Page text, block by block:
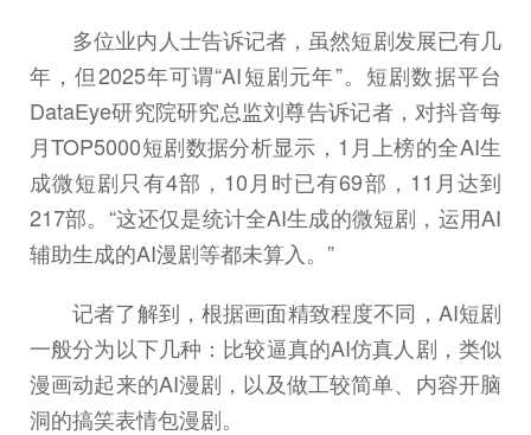
多位业内人士告诉记者，虽然短剧发展已有几
年，但2025年可谓“AI短剧元年”。短剧数据平台
DataEye研究院研究总监刘尊告诉记者，对抖音每
月TOP5000短剧数据分析显示，1月上榜的全AI生
成微短剧只有4部，10月时已有69部，11月达到
217部。“这还仅是统计全AI生成的微短剧，运用AI
辅助生成的AI漫剧等都未算入。”
记者了解到，根据画面精致程度不同，AI短剧
一般分为以下几种：比较逼真的AI仿真人剧，类似
漫画动起来的AI漫剧，以及做工较简单、内容开脑
洞的搞笑表情包漫剧。